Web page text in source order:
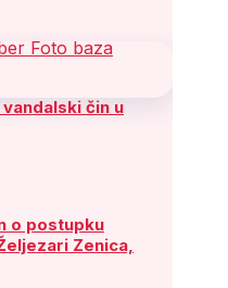
čin u
o postupku
Zenica,